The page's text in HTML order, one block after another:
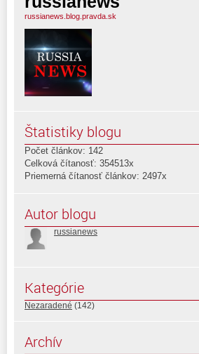
russianews.blog.pravda.sk
Štatistiky blogu
Počet článkov: 142
Celková čítanosť: 354513x
Priemerná čítanosť článkov: 2497x
Autor blogu
russianews
Kategórie
Nezaradené (142)
Archív